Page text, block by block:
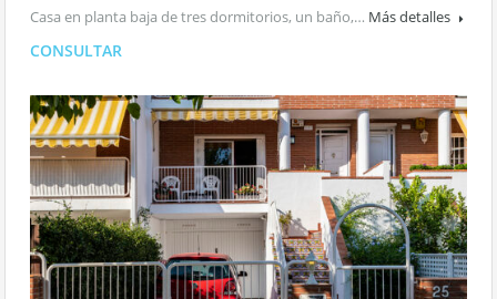
Casa en planta baja de tres dormitorios, un baño,… Más detalles
CONSULTAR